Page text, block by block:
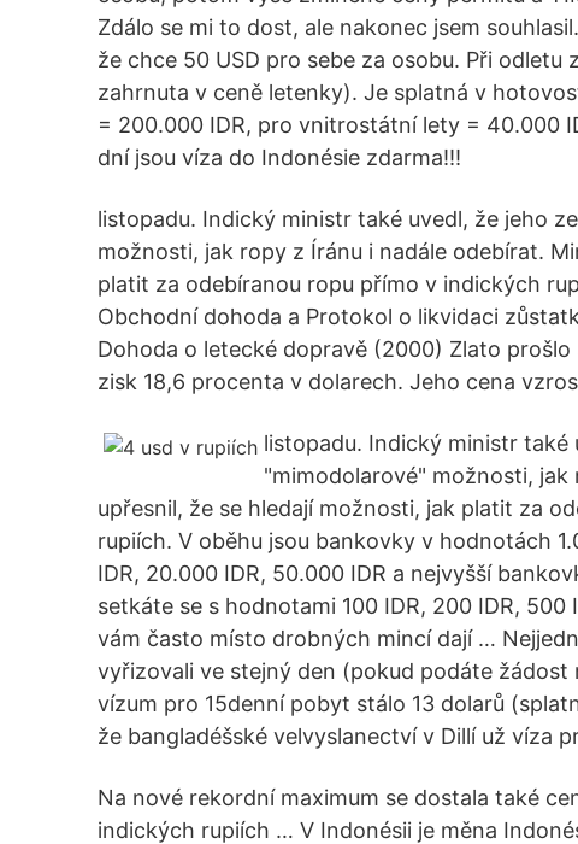
Zdálo se mi to dost, ale nakonec jsem
že chce 50 USD pro sebe za osobu. Při
zahrnuta v ceně letenky). Je splatná v
= 200.000 IDR, pro vnitrostátní lety = 40.000
dní jsou víza do Indonésie zdarma!!!
listopadu. Indický ministr také uvedl, že jeho
možnosti, jak ropy z Íránu i nadále odebírat.
platit za odebíranou ropu přímo v indických
Obchodní dohoda a Protokol o likvidaci
Dohoda o letecké dopravě (2000) Zlato
zisk 18,6 procenta v dolarech. Jeho cena
listopadu. Indický ministr také
"mimodolarové" možnosti,
upřesnil, že se hledají možnosti, jak platit za
rupiích. V oběhu jsou bankovky v hodnotách
IDR, 20.000 IDR, 50.000 IDR a nejvyšší
setkáte se s hodnotami 100 IDR, 200 IDR, 500
vám často místo drobných mincí dají …
vyřizovali ve stejný den (pokud podáte
vízum pro 15denní pobyt stálo 13 dolarů
že bangladéšské velvyslanectví v Dillí už víza
Na nové rekordní maximum se dostala také
indických rupiích … V Indonésii je měna